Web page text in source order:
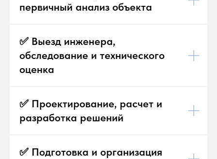
первичный анализ объекта
✅ Выезд инженера,
обследование и технического
оценка
✅ Проектирование, расчет и
разработка решений
✅ Подготовка и организация